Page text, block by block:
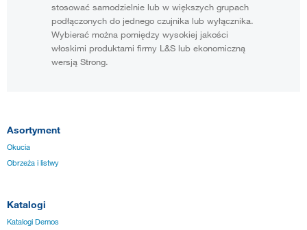
stosować samodzielnie lub w większych grupach
podłączonych do jednego czujnika lub wyłącznika.
Wybierać można pomiędzy wysokiej jakości
włoskimi produktami firmy L&S lub ekonomiczną
wersją Strong.
Asortyment
Okucia
Obrzeża i listwy
Katalogi
Katalogi Demos